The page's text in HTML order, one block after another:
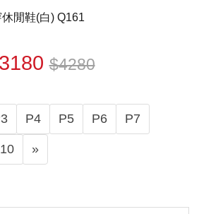
閒鞋(白) Q161
$4280
P4 P5 P6 P7
»N
e